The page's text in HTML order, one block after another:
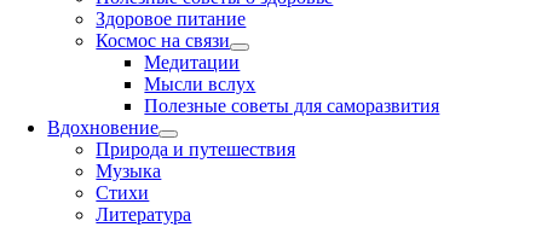
Здоровое питание
Космос на связи
Медитации
Мысли вслух
Полезные советы для саморазвития
Вдохновение
Природа и путешествия
Музыка
Стихи
Литература